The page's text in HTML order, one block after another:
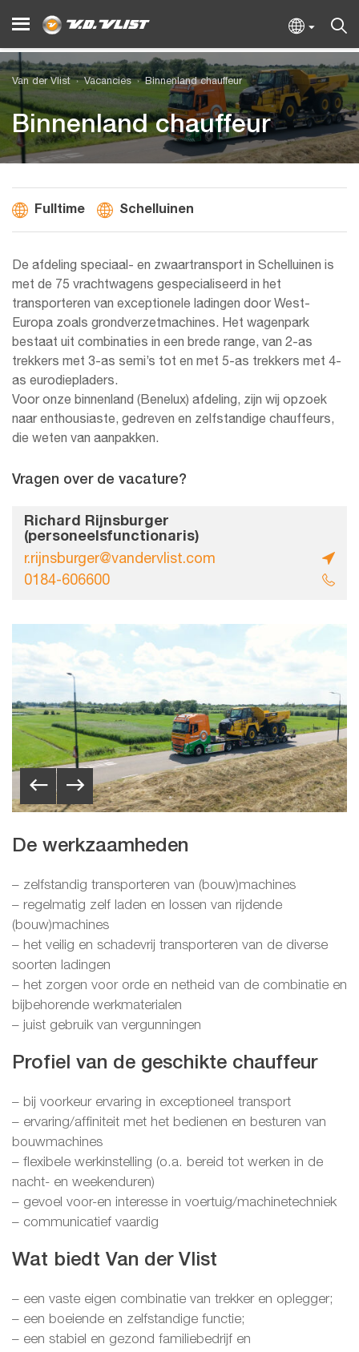
Van der Vlist Vacancies Binnenland chauffeur
Binnenland chauffeur
Fulltime Schelluinen
De afdeling speciaal- en zwaartransport in Schelluinen is
met de 75 vrachtwagens gespecialiseerd in het
transporteren van exceptionele ladingen door West-
Europa zoals grondverzetmachines. Het wagenpark
bestaat uit combinaties in een brede range, van 2-as
trekkers met 3-as semi’s tot en met 5-as trekkers met 4-
as eurodiepladers.
Voor onze binnenland (Benelux) afdeling, zijn wij opzoek
naar enthousiaste, gedreven en zelfstandige chauffeurs,
die weten van aanpakken.
Vragen over de vacature?
Richard Rijnsburger
(personeelsfunctionaris)
r.rijnsburger@vandervlist.com
0184-606600
De werkzaamheden
– zelfstandig transporteren van (bouw)machines
– regelmatig zelf laden en lossen van rijdende
(bouw)machines
– het veilig en schadevrij transporteren van de diverse
soorten ladingen
– het zorgen voor orde en netheid van de combinatie en
bijbehorende werkmaterialen
– juist gebruik van vergunningen
Profiel van de geschikte chauffeur
– bij voorkeur ervaring in exceptioneel transport
– ervaring/affiniteit met het bedienen en besturen van
bouwmachines
– flexibele werkinstelling (o.a. bereid tot werken in de
nacht- en weekenduren)
– gevoel voor-en interesse in voertuig/machinetechniek
– communicatief vaardig
Wat biedt Van der Vlist
– een vaste eigen combinatie van trekker en oplegger;
– een boeiende en zelfstandige functie;
– een stabiel en gezond familiebedrijf en